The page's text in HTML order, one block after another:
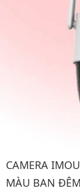
Hình ảnh đại diện
CAMERA
MÀU BAN